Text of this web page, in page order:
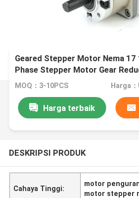
Geared Stepper Motor Nema 17
Phase Stepper Motor Gear
78oz. Di Untuk Printer 3D
MOQ：3-10PCS
Harga terbaik
DESKRIPSI PRODUK
Cahaya Tinggi:
motor
motor stepper